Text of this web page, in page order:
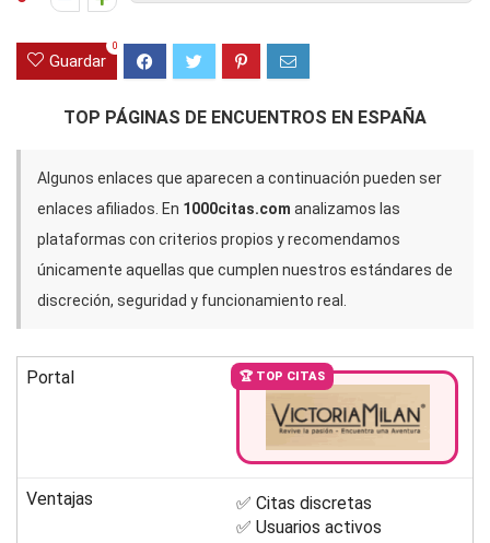
Guardar
0
TOP PÁGINAS DE ENCUENTROS EN ESPAÑA
Algunos enlaces que aparecen a continuación pueden ser
enlaces afiliados. En 1000citas.com analizamos las
plataformas con criterios propios y recomendamos
únicamente aquellas que cumplen nuestros estándares de
discreción, seguridad y funcionamiento real.
Portal 🏆 TOP CITAS
Ventajas
✅ Citas discretas
✅ Usuarios activos